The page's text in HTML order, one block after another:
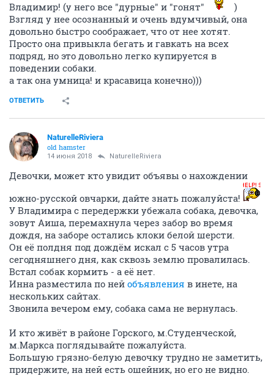
Владимир! (у него все "дурные" и "гонят"
)
Взгляд у нее осознанный и очень вдумчивый, она
довольно быстро соображает, что от нее хотят.
Просто она привыкла бегать и гавкать на всех
подряд, но это довольно легко купируется в
поведении собаки.
а так она умница! и красавица конечно)))
ОТВЕТИТЬ
NaturelleRiviera
old hamster
14 июня 2018 NaturelleRiviera
Девочки, может кто увидит объявы о нахождении
южно-русской овчарки, дайте знать пожалуйста!
У Владимира с передержки убежала собака, девочка,
зовут Аиша, перемахнула через забор во время
дождя, на заборе остались клоки белой шерсти.
Он её полдня под дождём искал с 5 часов утра
сегодняшнего дня, как сквозь землю провалилась.
Встал собак кормить - а её нет.
Инна разместила по ней объявления в инете, на
нескольких сайтах.
Звонила вечером ему, собака сама не вернулась.
И кто живёт в районе Горского, м.Студенческой,
м.Маркса поглядывайте пожалуйста.
Большую грязно-белую девочку трудно не заметить,
придержите, на ней есть ошейник, но его не видно.